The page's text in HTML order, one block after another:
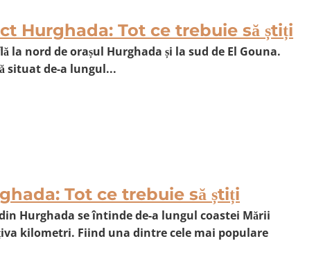
Hurghada: Tot ce trebuie să știți
la nord de orașul Hurghada și la sud de El Gouna.
situat de-a lungul...
Tot ce trebuie să știți
Hurghada se întinde de-a lungul coastei Mării
kilometri. Fiind una dintre cele mai populare